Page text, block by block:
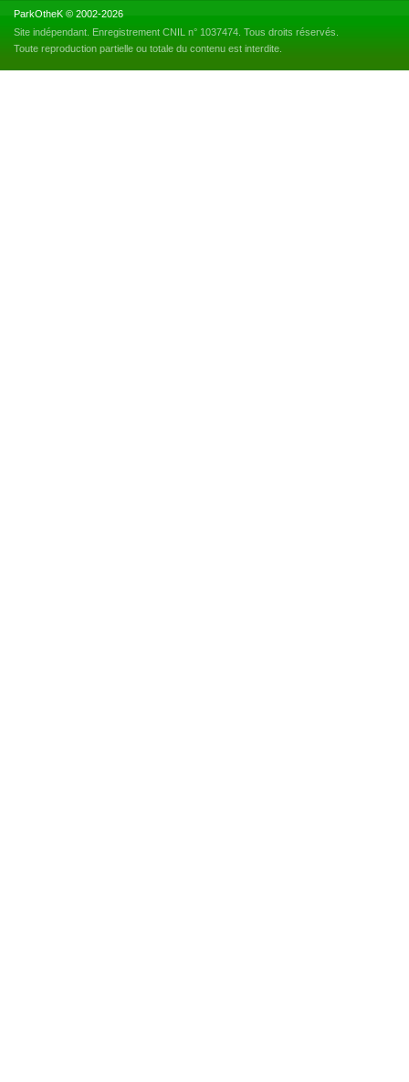
ParkOtheK © 2002-2026
Site indépendant. Enregistrement CNIL n° 1037474. Tous droits réservés.
Toute reproduction partielle ou totale du contenu est interdite.